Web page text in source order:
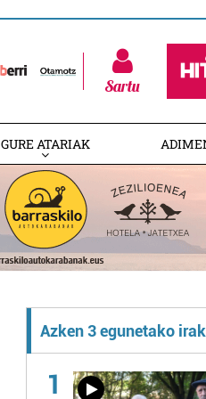
Sartu
GURE ATARIAK
Azken 3 egunetako
1